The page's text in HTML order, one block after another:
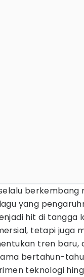
yang
hit di tangga
tetapi juga
tren
bertahun-
teknologi